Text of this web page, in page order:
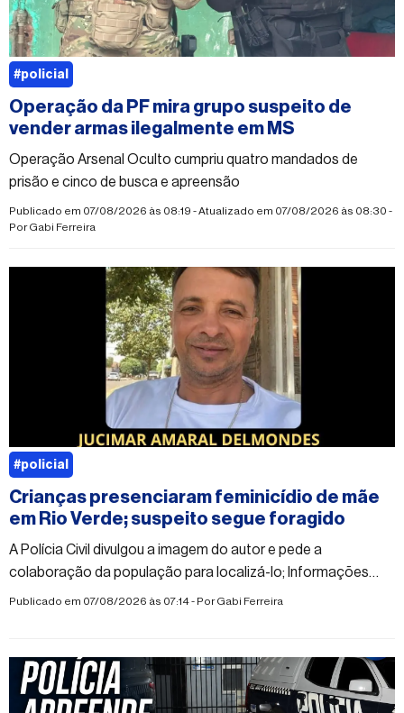
Operação da PF mira grupo suspeito de
vender armas ilegalmente em MS
Operação Arsenal Oculto cumpriu quatro mandados de
prisão e cinco de busca e apreensão
Publicado em 07/08/2026 às 08:19 - Atualizado em 07/08/2026 às 08:30 -
PorGabi Ferreira
#policial
Crianças presenciaram feminicídio de mãe
em Rio Verde; suspeito segue foragido
A Polícia Civil divulgou a imagem do autor e pede a
colaboração da população para localizá-lo; Informações
sobre o paradeiro do suspeito podem ser repassadas de
Publicado em 07/08/2026 às 07:14 - PorGabi Ferreira
#policial